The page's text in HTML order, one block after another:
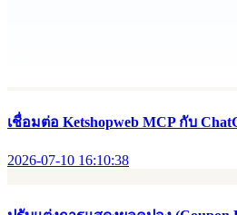
เชื่อมต่อ Ketshopweb MCP กับ
2026-07-10 16:10:38